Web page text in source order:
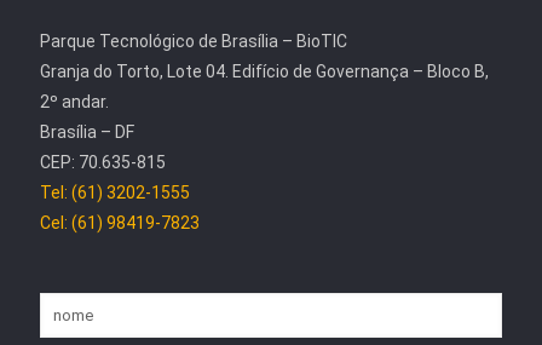
Parque Tecnológico de Brasília – BioTIC
Granja do Torto, Lote 04. Edifício de Governança – Bloco B,
2º andar.
Brasília – DF
CEP: 70.635-815
Tel: (61) 3202-1555
Cel: (61) 98419-7823